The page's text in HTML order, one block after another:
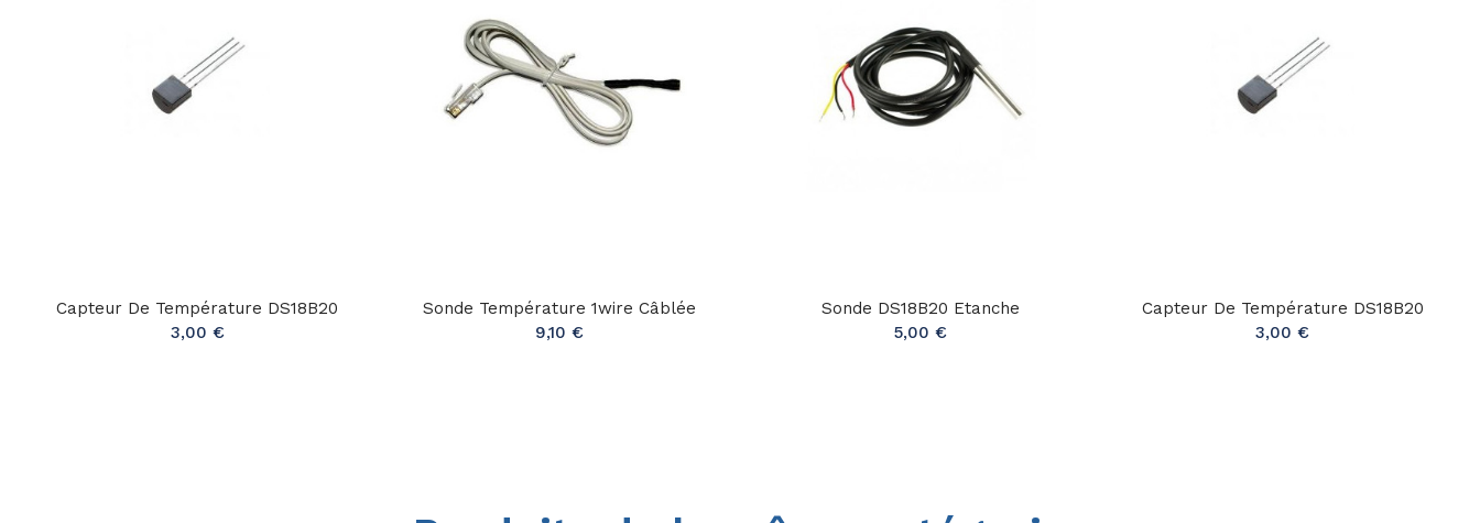
Capteur De Température DS18B20
3,00 €
Sonde Température 1wire Câblée
9,10 €
Sonde DS18B20 Etanche
5,00 €
Capteur De Température DS18B20
3,00 €